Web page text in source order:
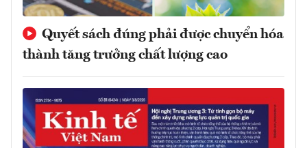
Quyết sách đúng phải được chuyển hóa
thành tăng trưởng chất lượng cao